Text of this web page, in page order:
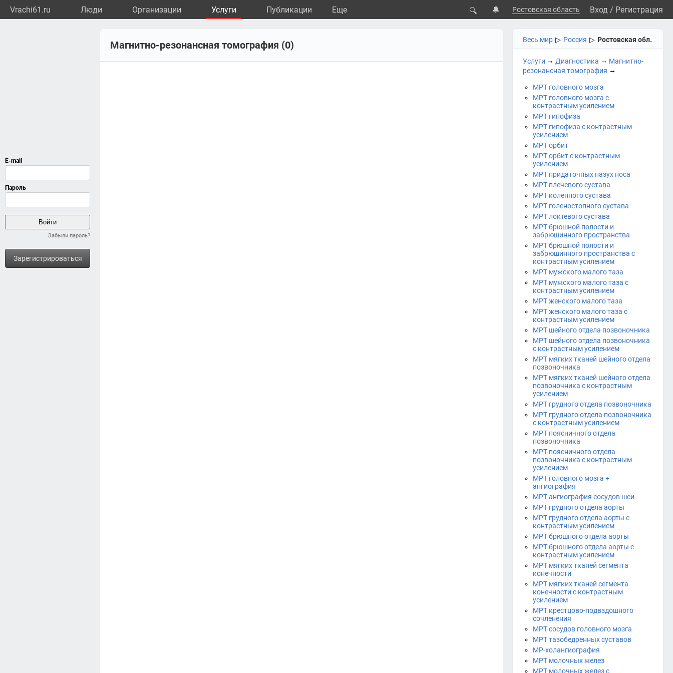
Vrachi61.ru Люди Организации Услуги Публикации Eще 🔍 🔔 Ростовская область Вход / Регистрация
Забыли пароль?
Зарегистрироваться
Весь мир ▷ Россия ▷ Ростовская обл.
Услуги → Диагностика → Магнитно-
резонансная томография →
МРТ головного мозга
МРТ головного мозга с
контрастным усилением
МРТ гипофиза
МРТ гипофиза с контрастным
усилением
МРТ орбит
МРТ орбит с контрастным
усилением
МРТ придаточных пазух носа
МРТ плечевого сустава
МРТ коленного сустава
МРТ голеностопного сустава
МРТ локтевого сустава
МРТ брюшной полости и
забрюшинного пространства
МРТ брюшной полости и
забрюшинного пространства с
контрастным усилением
МРТ мужского малого таза
МРТ мужского малого таза с
контрастным усилением
МРТ женского малого таза
МРТ женского малого таза с
контрастным усилением
МРТ шейного отдела позвоночника
МРТ шейного отдела позвоночника
с контрастным усилением
МРТ мягких тканей шейного отдела
позвоночника
МРТ мягких тканей шейного отдела
позвоночника с контрастным
усилением
МРТ грудного отдела позвоночника
МРТ грудного отдела позвоночника
с контрастным усилением
МРТ поясничного отдела
позвоночника
МРТ поясничного отдела
позвоночника с контрастным
усилением
МРТ головного мозга +
ангиография
МРТ ангиография сосудов шеи
МРТ грудного отдела аорты
МРТ грудного отдела аорты с
контрастным усилением
МРТ брюшного отдела аорты
МРТ брюшного отдела аорты с
контрастным усилением
МРТ мягких тканей сегмента
конечности
МРТ мягких тканей сегмента
конечности с контрастным
усилением
МРТ крестцово-подвздошного
сочленения
МРТ сосудов головного мозга
МРТ тазобедренных суставов
МР-холангиография
МРТ молочных желез
МРТ молочных желез с
Магнитно-резонансная томография (0)